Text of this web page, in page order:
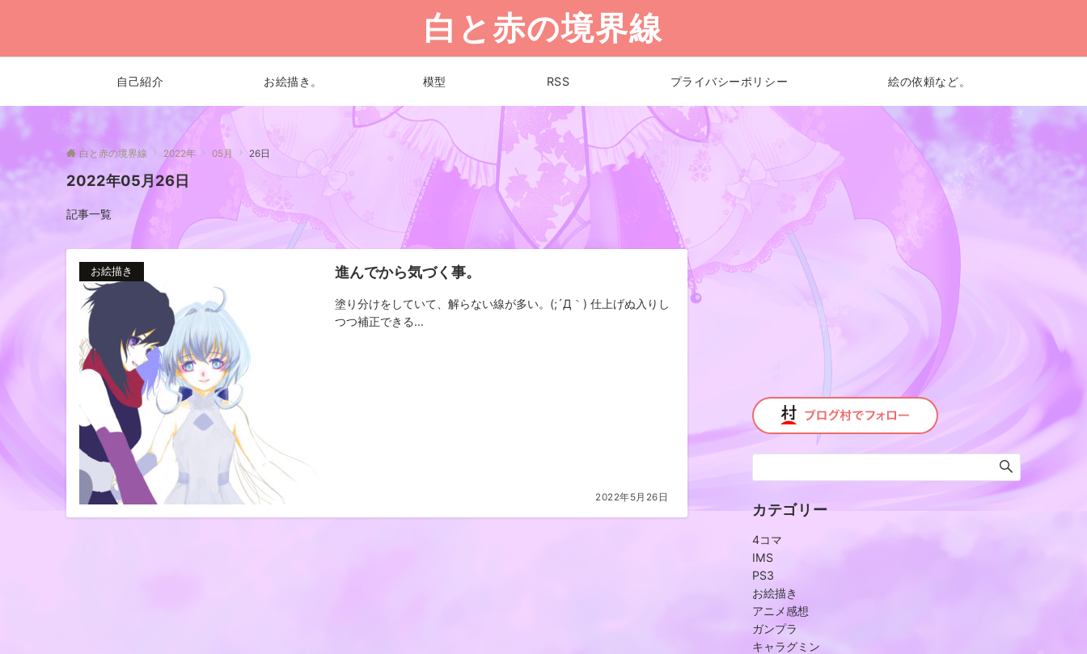
白と赤の境界線
自己紹介 お絵描き。 模型 RSS プライバシーポリシー 絵の依頼など。
白と赤の境界線 2022年 05月 26日
2022年05月26日
記事一覧
お絵描き 進んでから気づく事。
塗り分けをしていて、解らない線が多い。(;´Д｀) 仕上げぬ入りし
つつ補正できる...
2022年5月26日
カテゴリー
4コマ
IMS
PS3
お絵描き
アニメ感想
ガンプラ
キャラグミン